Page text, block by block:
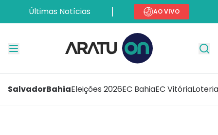
Últimas Notícias AO VIVO
SalvadorBahiaEleições 2026EC BahiaEC Vitória